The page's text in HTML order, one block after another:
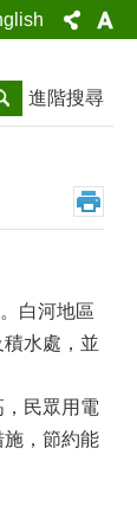
進階搜尋
白河地區
水處，並
民眾用電
，節約能